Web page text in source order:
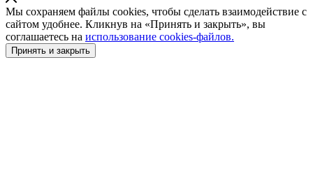
Мы сохраняем файлы cookies, чтобы сделать взаимодействие с
сайтом удобнее. Кликнув на «Принять и закрыть», вы
соглашаетесь на использование cookies-файлов.
Принять и закрыть